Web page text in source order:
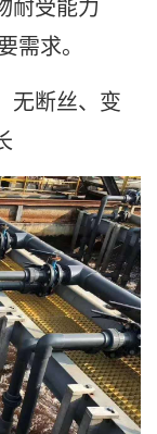
求。
无断丝、变